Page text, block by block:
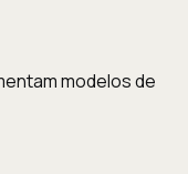
modelos de